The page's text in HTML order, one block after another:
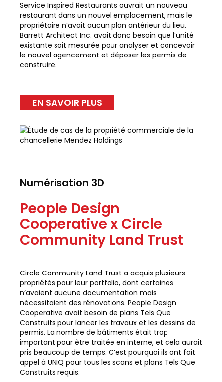
Service Inspired Restaurants ouvrait un nouveau
restaurant dans un nouvel emplacement, mais le
propriétaire n’avait aucun plan antérieur du lieu.
Barrett Architect Inc. avait donc besoin que l’unité
existante soit mesurée pour analyser et concevoir
le nouvel agencement et déposer les permis de
construire.
EN SAVOIR PLUS
Numérisation 3D
People Design
Cooperative x Circle
Community Land Trust
Circle Community Land Trust a acquis plusieurs
propriétés pour leur portfolio, dont certaines
n’avaient aucune documentation mais
nécessitaient des rénovations. People Design
Cooperative avait besoin de plans Tels Que
Construits pour lancer les travaux et les dessins de
permis. La nombre de bâtiments était trop
important pour être traitée en interne, et cela aurait
pris beaucoup de temps. C’est pourquoi ils ont fait
appel à UNIQ pour tous les scans et plans Tels Que
Construits requis.